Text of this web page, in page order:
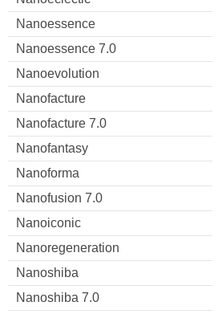
Nanoessence
Nanoessence 7.0
Nanoevolution
Nanofacture
Nanofacture 7.0
Nanofantasy
Nanoforma
Nanofusion 7.0
Nanoiconic
Nanoregeneration
Nanoshiba
Nanoshiba 7.0